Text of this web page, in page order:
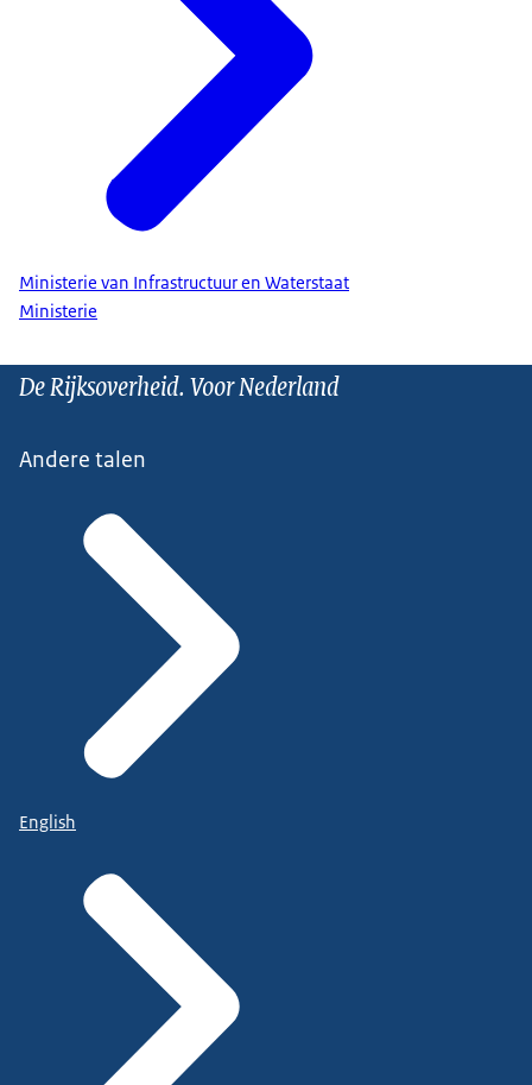
Ministerie van Infrastructuur en Waterstaat
Ministerie
De Rijksoverheid. Voor Nederland
Andere talen
English